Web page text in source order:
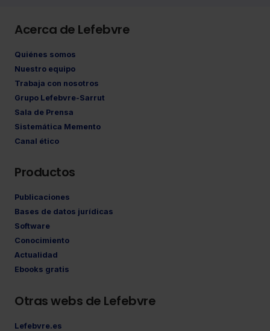
Acerca de Lefebvre
Quiénes somos
Nuestro equipo
Trabaja con nosotros
Grupo Lefebvre-Sarrut
Sala de Prensa
Sistemática Memento
Canal ético
Productos
Publicaciones
Bases de datos jurídicas
Software
Conocimiento
Actualidad
Ebooks gratis
Otras webs de Lefebvre
Lefebvre.es